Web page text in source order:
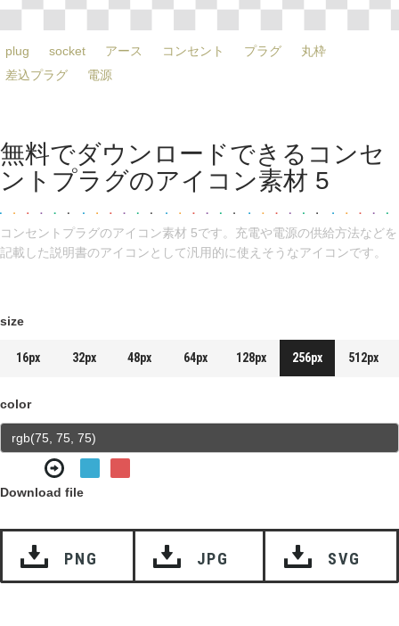
plug socket アース コンセント プラグ
丸枠
差込プラグ
電源
無料でダウンロードできるコンセ
ントプラグのアイコン素材 5
コンセントプラグのアイコン素材 5です。充電や電源の供給方法などを
記載した説明書のアイコンとして汎用的に使えそうなアイコンです。
size
16px 32px 48px 64px 128px 256px 512px
color
Download file
PNG JPG SVG